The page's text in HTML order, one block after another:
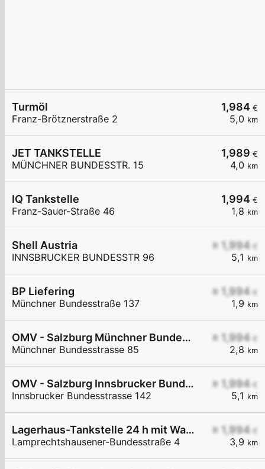
1,984 €
5,0 km
Turmöl
Franz-Brötznerstraße 2
1,989 €
4,0 km
JET TANKSTELLE
MÜNCHNER BUNDESSTR. 15
1,994 €
1,8 km
IQ Tankstelle
Franz-Sauer-Straße 46
≥ 1,994 €
5,1 km
Shell Austria
INNSBRUCKER BUNDESSTR 96
≥ 1,994 €
1,9 km
BP Liefering
Münchner Bundesstraße 137
≥ 1,994 €
2,8 km
OMV - Salzburg Münchner Bundesstraße 85
Münchner Bundesstrasse 85
≥ 1,994 €
5,1 km
OMV - Salzburg Innsbrucker Bundesstraße 142
Innsbrucker Bundesstrasse 142
≥ 1,994 €
3,9 km
Lagerhaus-Tankstelle 24 h mit Waschportal
Lamprechtshausener-Bundesstraße 4